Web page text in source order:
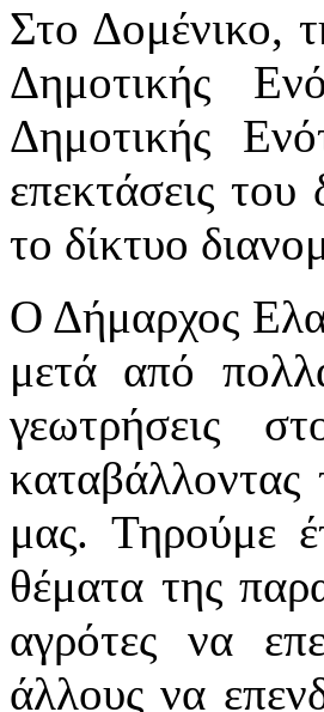
Στο Δομένικο,
Δημοτικής
Δημοτικής
επεκτάσεις
το δίκτυο
Ο Δήμαρχος
μετά από
γεωτρήσεις
μας. Τηρούμε
θέματα της
αγρότες να
άλλους να